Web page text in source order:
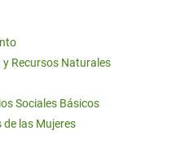
Recursos Naturales
Sociales Básicos
de las Mujeres